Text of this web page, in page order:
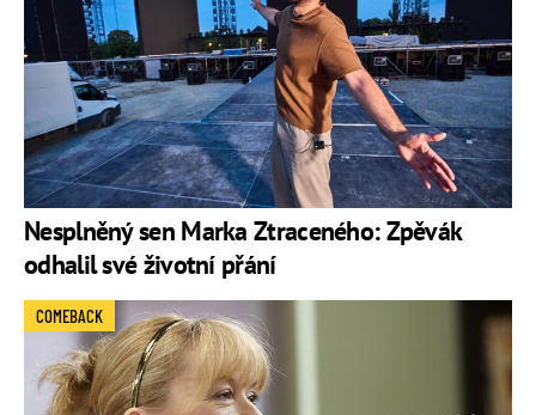
Nesplněný sen Marka Ztraceného: Zpěvák
odhalil své životní přání
COMEBACK